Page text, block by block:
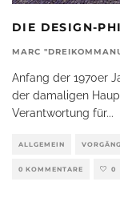
DIE DESIGN-
MARC
Anfang der 1970er
der damaligen
Verantwortung für...
ALLGEMEIN
0 KOMMENTARE 0